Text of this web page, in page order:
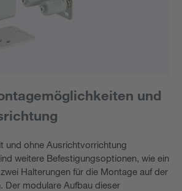
und
und ohne Ausrichtvorrichtung
weitere Befestigungsoptionen, wie ein
Halterungen für die Montage auf der
Der modulare Aufbau dieser